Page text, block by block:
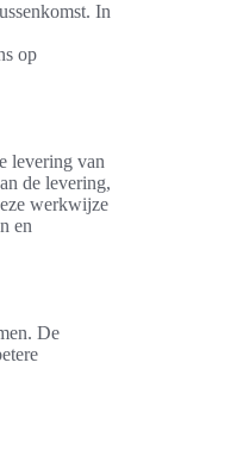
In
op
levering van
de levering,
werkwijze
en
De